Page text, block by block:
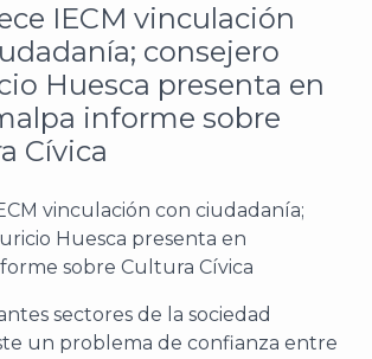
IECM vinculación
consejero
Huesca presenta en
informe sobre
Cívica
sectores de la sociedad
un problema de confianza entre